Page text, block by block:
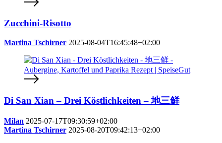
Zucchini-Risotto
Martina Tschirner 2025-08-04T16:45:48+02:00
Di San Xian – Drei Köstlichkeiten – 地三鲜
Milan 2025-07-17T09:30:59+02:00
Martina Tschirner 2025-08-20T09:42:13+02:00